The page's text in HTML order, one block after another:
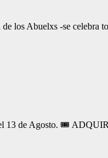
de los Abuelxs -se celebra
el 13 de Agosto. 🎟️